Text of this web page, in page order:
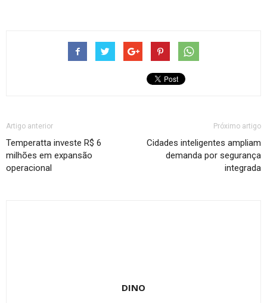
Artigo anterior
Temperatta investe R$ 6
milhões em expansão
operacional
Próximo artigo
Cidades inteligentes ampliam
demanda por segurança
integrada
DINO